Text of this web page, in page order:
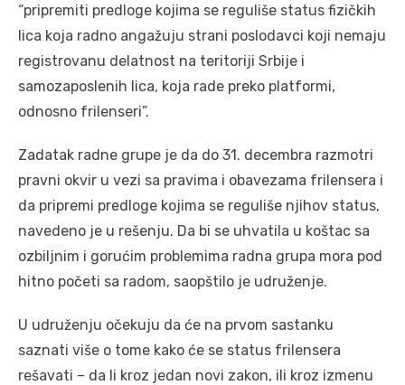
“pripremiti predloge kojima se reguliše status fizičkih
lica koja radno angažuju strani poslodavci koji nemaju
registrovanu delatnost na teritoriji Srbije i
samozaposlenih lica, koja rade preko platformi,
odnosno frilenseri”.
Zadatak radne grupe je da do 31. decembra razmotri
pravni okvir u vezi sa pravima i obavezama frilensera i
da pripremi predloge kojima se reguliše njihov status,
navedeno je u rešenju. Da bi se uhvatila u koštac sa
ozbiljnim i gorućim problemima radna grupa mora pod
hitno početi sa radom, saopštilo je udruženje.
U udruženju očekuju da će na prvom sastanku
saznati više o tome kako će se status frilensera
rešavati – da li kroz jedan novi zakon, ili kroz izmenu